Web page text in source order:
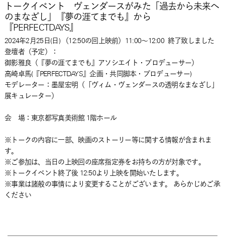
トークイベント ヴェンダースがみた「過去から未来へ
のまなざし」『夢の涯てまでも』から
『PERFECTDAYS』
2024年2月25日(日) （12:50の回上映前）11:00～12:00 終了致しました
登壇者（予定）：
御影雅良（『夢の涯てまでも』アソシエイト・プロデューサー）
高崎卓馬(『PERFECTDAYS』企画・共同脚本・プロデューサー)
モデレーター：墨屋宏明（「ヴィム・ヴェンダースの透明なまなざし」
展キュレーター）
会 場：東京都写真美術館 1階ホール
※トークの内容に一部、映画のストーリー等に関する情報が含まれま
す。
※ご参加は、当日の上映回の座席指定券をお持ちの方が対象です。
※トークイベント終了後 12:50より上映を開始いたします。
※事業は諸般の事情により変更することがございます。 あらかじめご承
ください